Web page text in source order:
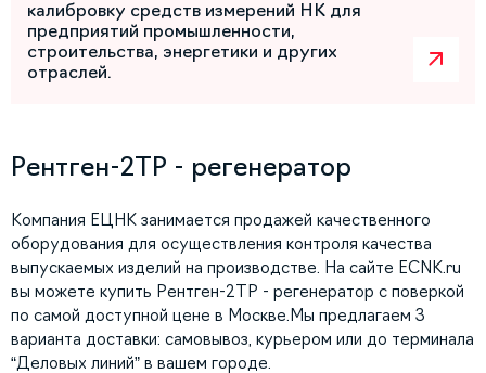
калибровку средств измерений НК для
предприятий промышленности,
строительства, энергетики и других
отраслей.
Рентген-2ТР - регенератор
Компания ЕЦНК занимается продажей качественного
оборудования для осуществления контроля качества
выпускаемых изделий на производстве. На сайте ECNK.ru
вы можете купить Рентген-2ТР - регенератор с поверкой
по самой доступной цене в Москве.Мы предлагаем 3
варианта доставки: самовывоз, курьером или до терминала
“Деловых линий” в вашем городе.